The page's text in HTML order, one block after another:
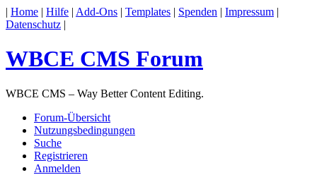
| Home | Hilfe | Add-Ons | Templates | Spenden | Impressum |
Datenschutz |
WBCE CMS Forum
WBCE CMS – Way Better Content Editing.
Forum-Übersicht
Nutzungsbedingungen
Suche
Registrieren
Anmelden